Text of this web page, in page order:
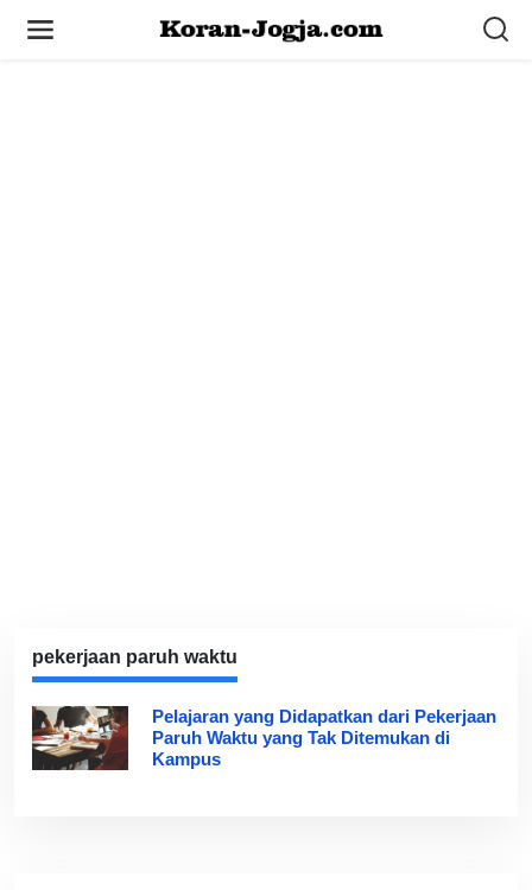
pekerjaan paruh waktu
Pelajaran yang Didapatkan dari Pekerjaan
Paruh Waktu yang Tak Ditemukan di
Kampus